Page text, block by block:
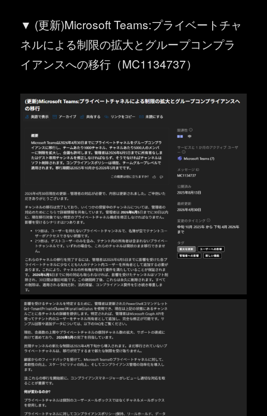
▼ (更新)Microsoft Teams:プライベートチャ
ネルによる制限の拡大とグループコンプラ
イアンスへの移行（MC1134737）